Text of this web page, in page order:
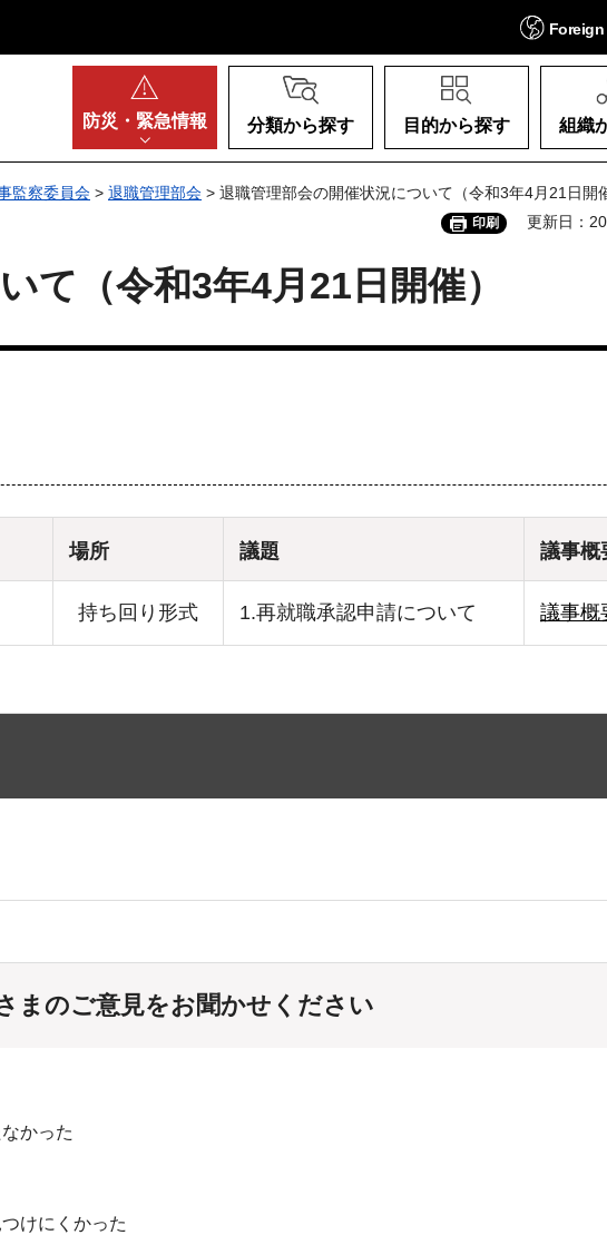
Foreign
防災・ 緊急情報 分類から探す 目的から探す 組織
監察委員会 > 退職管理部会 > 退職管理部会の開催状況について（令和3年4月21日開
印刷 更新日：
て（令和3年4月21日開催）
場所 議題 議事概
持ち回り形式 1.再就職承認申請について 議事概
まのご意見をお聞かせください
かった
けにくかった